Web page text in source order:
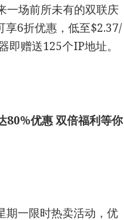
一场前所未有的双联庆
享6折优惠，低至$2.37/
即赠送125个IP地址。
优惠 双倍福利等你
一限时热卖活动，优